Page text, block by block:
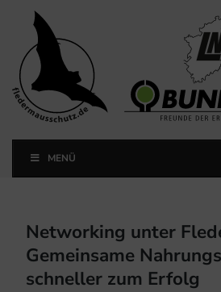
MENÜ
Networking unter
Gemeinsame
schneller zum Erfolg